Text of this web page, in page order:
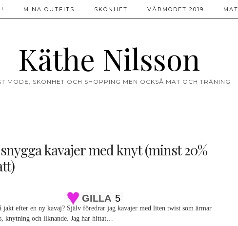
Käthe Nilsson
MODE, SKÖNHET OCH SHOPPING MEN OCKSÅ MAT OCH TRÄNING
MINA OUTFITS SKÖNHET VÅRMODET 2019 MAT
kavajer med knyt (minst 20%
GILLA 5
jakt efter en ny kavaj? Själv föredrar jag kavajer med liten twist som ärmar
knytning och liknande. Jag har hittat…